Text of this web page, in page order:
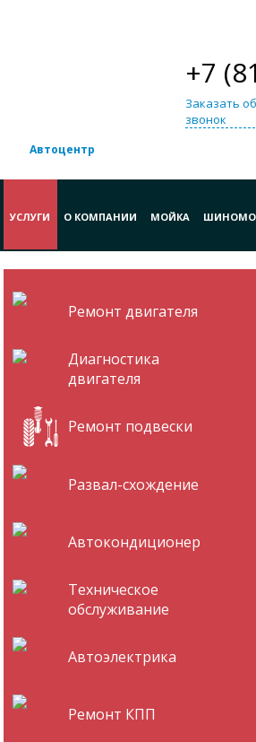
Автоцентр
+7
Заказать
звонок
УСЛУГИ О КОМПАНИИ МОЙКА
Ремонт двигателя
Диагностика
двигателя
Ремонт подвески
Развал-схождение
Автокондиционер
Техническое
обслуживание
Автоэлектрика
Ремонт КПП